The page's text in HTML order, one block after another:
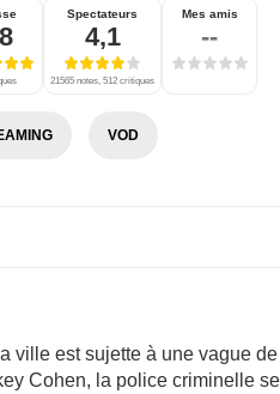
Spectateurs
4,1
21565 notes, 512 critiques
Mes amis
--
VOD
ville est sujette à une vague
Cohen, la police criminelle